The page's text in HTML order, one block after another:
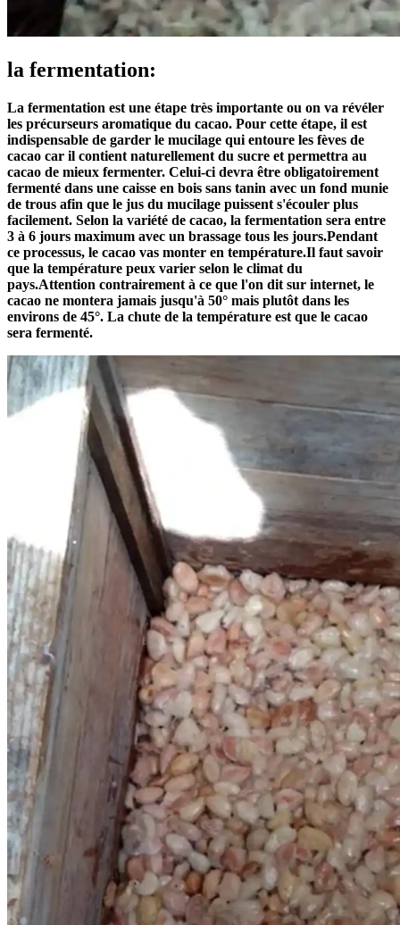
la fermentation:
La fermentation est une étape très importante ou on va révéler
les précurseurs aromatique du cacao. Pour cette étape, il est
indispensable de garder le mucilage qui entoure les fèves de
cacao car il contient naturellement du sucre et permettra au
cacao de mieux fermenter. Celui-ci devra être obligatoirement
fermenté dans une caisse en bois sans tanin avec un fond munie
de trous afin que le jus du mucilage puissent s'écouler plus
facilement. Selon la variété de cacao, la fermentation sera entre
3 à 6 jours maximum avec un brassage tous les jours.Pendant
ce processus, le cacao vas monter en température.Il faut savoir
que la température peux varier selon le climat du
pays.Attention contrairement à ce que l'on dit sur internet, le
cacao ne montera jamais jusqu'à 50° mais plutôt dans les
environs de 45°. La chute de la température est que le cacao
sera fermenté.